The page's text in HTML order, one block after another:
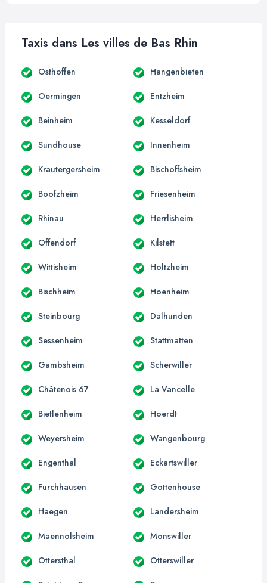
Taxis dans Les villes de Bas Rhin
Osthoffen Hangenbieten
Oermingen Entzheim
Beinheim Kesseldorf
Sundhouse Innenheim
Krautergersheim Bischoffsheim
Boofzheim Friesenheim
Rhinau Herrlisheim
Offendorf Kilstett
Wittisheim Holtzheim
Bischheim Hoenheim
Steinbourg Dalhunden
Sessenheim Stattmatten
Gambsheim Scherwiller
Châtenois 67 La Vancelle
Bietlenheim Hoerdt
Weyersheim Wangenbourg
Engenthal Eckartswiller
Furchhausen Gottenhouse
Haegen Landersheim
Maennolsheim Monswiller
Ottersthal Otterswiller